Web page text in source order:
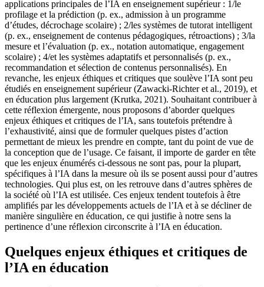
applications principales de l’IA en enseignement supérieur : 1/le
profilage et la prédiction (p. ex., admission à un programme
d’études, décrochage scolaire) ; 2/les systèmes de tutorat intelligent
(p. ex., enseignement de contenus pédagogiques, rétroactions) ; 3/la
mesure et l’évaluation (p. ex., notation automatique, engagement
scolaire) ; 4/et les systèmes adaptatifs et personnalisés (p. ex.,
recommandation et sélection de contenus personnalisés). En
revanche, les enjeux éthiques et critiques que soulève l’IA sont peu
étudiés en enseignement supérieur (Zawacki-Richter et al., 2019), et
en éducation plus largement (Krutka, 2021). Souhaitant contribuer à
cette réflexion émergente, nous proposons d’aborder quelques
enjeux éthiques et critiques de l’IA, sans toutefois prétendre à
l’exhaustivité, ainsi que de formuler quelques pistes d’action
permettant de mieux les prendre en compte, tant du point de vue de
la conception que de l’usage. Ce faisant, il importe de garder en tête
que les enjeux énumérés ci-dessous ne sont pas, pour la plupart,
spécifiques à l’IA dans la mesure où ils se posent aussi pour d’autres
technologies. Qui plus est, on les retrouve dans d’autres sphères de
la société où l’IA est utilisée. Ces enjeux tendent toutefois à être
amplifiés par les développements actuels de l’IA et à se décliner de
manière singulière en éducation, ce qui justifie à notre sens la
pertinence d’une réflexion circonscrite à l’IA en éducation.
Quelques enjeux éthiques et critiques de
l’IA en éducation